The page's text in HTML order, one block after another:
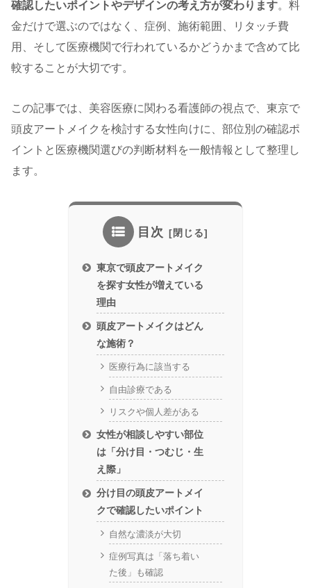
確認したいポイントやデザインの考え方が変わります。料
金だけで選ぶのではなく、症例、施術範囲、リタッチ費
用、そして医療機関で行われているかどうかまで含めて比
較することが大切です。
この記事では、美容医療に関わる看護師の視点で、東京で
頭皮アートメイクを検討する女性向けに、部位別の確認ポ
イントと医療機関選びの判断材料を一般情報として整理し
ます。
目次
東京で頭皮アートメイク
を探す女性が増えている
理由
頭皮アートメイクはどん
な施術？
医療行為に該当する
自由診療である
リスクや個人差がある
女性が相談しやすい部位
は「分け目・つむじ・生
え際」
分け目の頭皮アートメイ
クで確認したいポイント
自然な濃淡が大切
症例写真は「落ち着い
た後」も確認